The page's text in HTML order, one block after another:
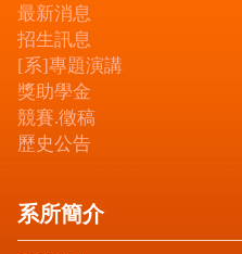
最新消息
招生訊息
[系]專題演講
獎助學金
競賽.徵稿
歷史公告
系所簡介